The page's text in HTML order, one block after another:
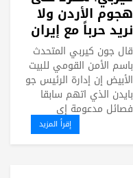
هجوم الأردن ولا
نريد حرباً مع إيران
قال جون كيربي المتحدث
باسم الأمن القومي للبيت
الأبيض إن إدارة الرئيس جو
بايدن الذي اتهم سابقا
فصائل مدعومة إي
إقرأ المزيد